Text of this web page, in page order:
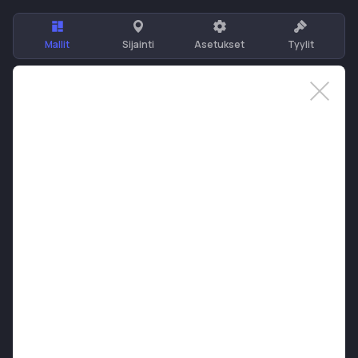
Mallit Sijainti Asetukset Tyylit